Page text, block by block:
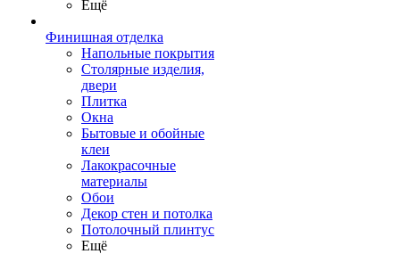
Ещё
Финишная отделка
Напольные покрытия
Столярные изделия,
двери
Плитка
Окна
Бытовые и обойные
клеи
Лакокрасочные
материалы
Обои
Декор стен и потолка
Потолочный плинтус
Ещё